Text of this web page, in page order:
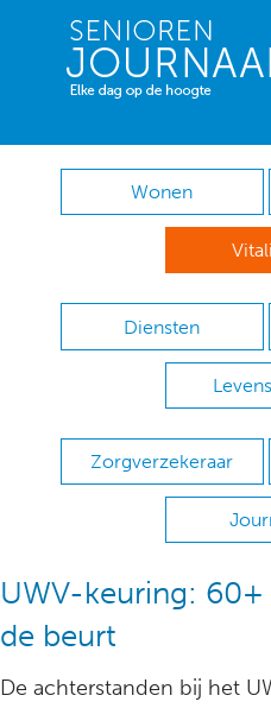
Wonen
Diensten
Zorgverzekeraar
UWV-keuring:
de beurt
De achterstanden bij het